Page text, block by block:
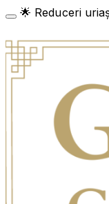
Skip
content
🌟 Reduceri